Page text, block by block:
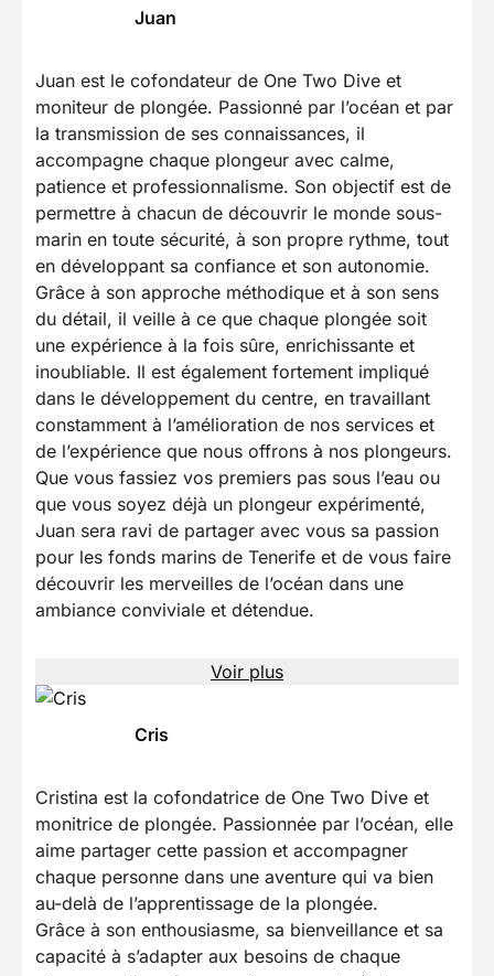
Juan
Juan est le cofondateur de One Two Dive et
moniteur de plongée. Passionné par l’océan et par
la transmission de ses connaissances, il
accompagne chaque plongeur avec calme,
patience et professionnalisme. Son objectif est de
permettre à chacun de découvrir le monde sous-
marin en toute sécurité, à son propre rythme, tout
en développant sa confiance et son autonomie.
Grâce à son approche méthodique et à son sens
du détail, il veille à ce que chaque plongée soit
une expérience à la fois sûre, enrichissante et
inoubliable. Il est également fortement impliqué
dans le développement du centre, en travaillant
constamment à l’amélioration de nos services et
de l’expérience que nous offrons à nos plongeurs.
Que vous fassiez vos premiers pas sous l’eau ou
que vous soyez déjà un plongeur expérimenté,
Juan sera ravi de partager avec vous sa passion
pour les fonds marins de Tenerife et de vous faire
découvrir les merveilles de l’océan dans une
ambiance conviviale et détendue.
Voir plus
Cris
Cristina est la cofondatrice de One Two Dive et
monitrice de plongée. Passionnée par l’océan, elle
aime partager cette passion et accompagner
chaque personne dans une aventure qui va bien
au-delà de l’apprentissage de la plongée.
Grâce à son enthousiasme, sa bienveillance et sa
capacité à s’adapter aux besoins de chaque